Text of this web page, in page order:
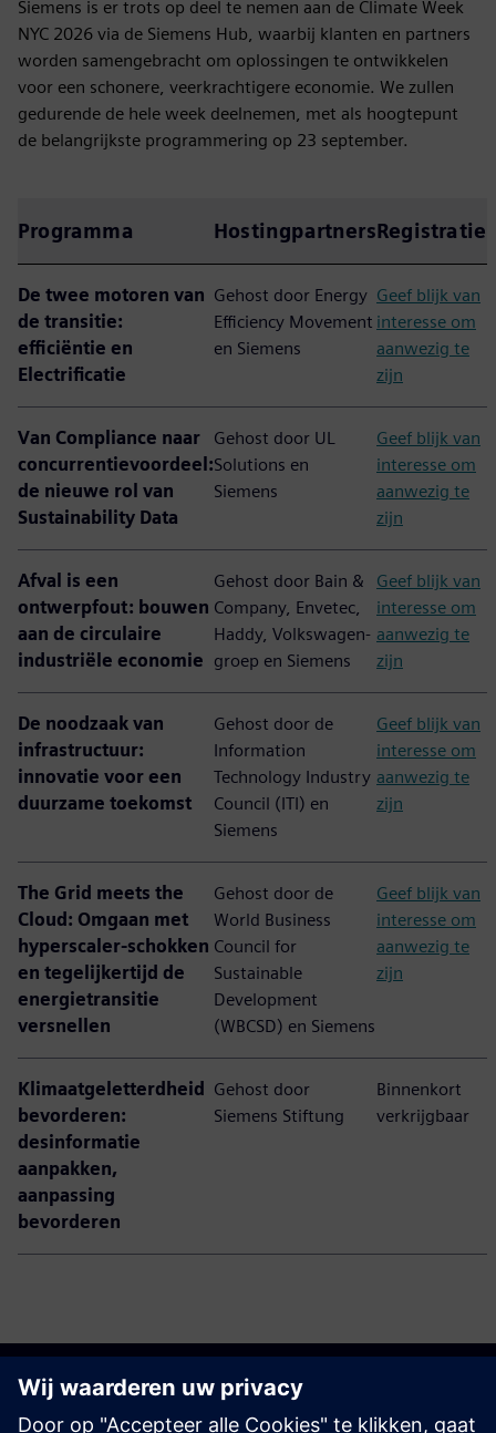
Siemens is er trots op deel te nemen aan de Climate Week
NYC 2026 via de Siemens Hub, waarbij klanten en partners
worden samengebracht om oplossingen te ontwikkelen
voor een schonere, veerkrachtigere economie. We zullen
gedurende de hele week deelnemen, met als hoogtepunt
de belangrijkste programmering op 23 september.
Programma HostingpartnersRegistratie
De twee motoren van
de transitie:
efficiëntie en
Electrificatie
Gehost door Energy
Efficiency Movement
en Siemens
Geef blijk van
interesse om
aanwezig te
zijn
Van Compliance naar
concurrentievoordeel:
de nieuwe rol van
Sustainability Data
Gehost door UL
Solutions en
Siemens
Geef blijk van
interesse om
aanwezig te
zijn
Afval is een
ontwerpfout: bouwen
aan de circulaire
industriële economie
Gehost door Bain &
Company, Envetec,
Haddy, Volkswagen-
groep en Siemens
Geef blijk van
interesse om
aanwezig te
zijn
De noodzaak van
infrastructuur:
innovatie voor een
duurzame toekomst
Gehost door de
Information
Technology Industry
Council (ITI) en
Siemens
Geef blijk van
interesse om
aanwezig te
zijn
The Grid meets the
Cloud: Omgaan met
hyperscaler-schokken
en tegelijkertijd de
energietransitie
versnellen
Gehost door de
World Business
Council for
Sustainable
Development
(WBCSD) en Siemens
Geef blijk van
interesse om
aanwezig te
zijn
Klimaatgeletterdheid
bevorderen:
desinformatie
aanpakken,
aanpassing
bevorderen
Gehost door
Siemens Stiftung
Binnenkort
verkrijgbaar